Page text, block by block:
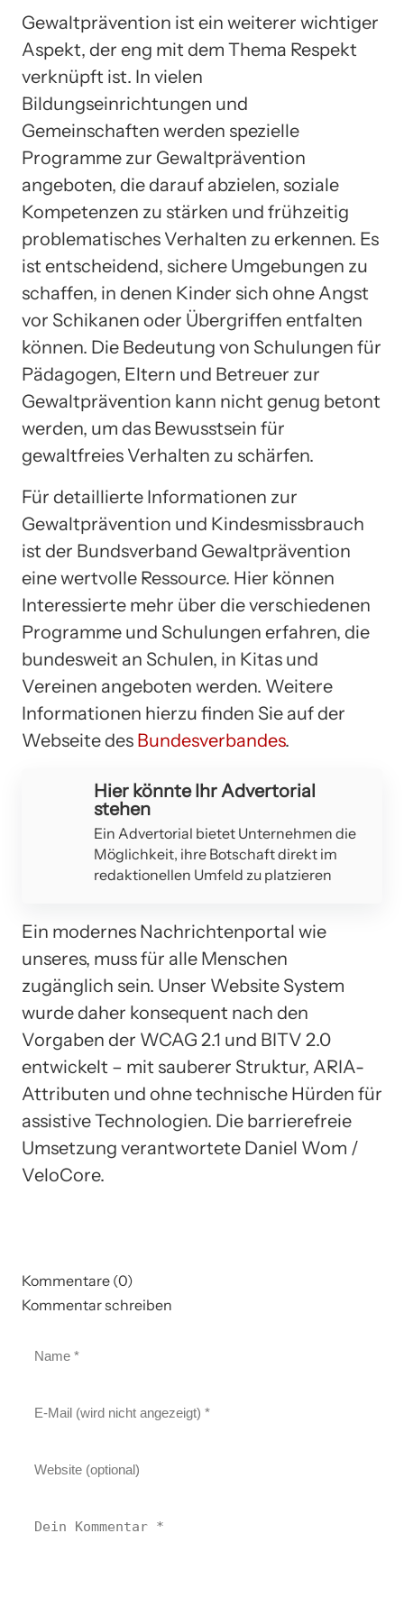
Gewaltprävention ist ein weiterer wichtiger
Aspekt, der eng mit dem Thema Respekt
verknüpft ist. In vielen
Bildungseinrichtungen und
Gemeinschaften werden spezielle
Programme zur Gewaltprävention
angeboten, die darauf abzielen, soziale
Kompetenzen zu stärken und frühzeitig
problematisches Verhalten zu erkennen. Es
ist entscheidend, sichere Umgebungen zu
schaffen, in denen Kinder sich ohne Angst
vor Schikanen oder Übergriffen entfalten
können. Die Bedeutung von Schulungen für
Pädagogen, Eltern und Betreuer zur
Gewaltprävention kann nicht genug betont
werden, um das Bewusstsein für
gewaltfreies Verhalten zu schärfen.
Für detaillierte Informationen zur
Gewaltprävention und Kindesmissbrauch
ist der Bundsverband Gewaltprävention
eine wertvolle Ressource. Hier können
Interessierte mehr über die verschiedenen
Programme und Schulungen erfahren, die
bundesweit an Schulen, in Kitas und
Vereinen angeboten werden. Weitere
Informationen hierzu finden Sie auf der
Webseite des Bundesverbandes.
Hier könnte Ihr Advertorial
stehen
Ein Advertorial bietet Unternehmen die
Möglichkeit, ihre Botschaft direkt im
redaktionellen Umfeld zu platzieren
Ein modernes Nachrichtenportal wie
unseres, muss für alle Menschen
zugänglich sein. Unser Website System
wurde daher konsequent nach den
Vorgaben der WCAG 2.1 und BITV 2.0
entwickelt – mit sauberer Struktur, ARIA-
Attributen und ohne technische Hürden für
assistive Technologien. Die barrierefreie
Umsetzung verantwortete Daniel Wom /
VeloCore.
Kommentare (0)
Kommentar schreiben